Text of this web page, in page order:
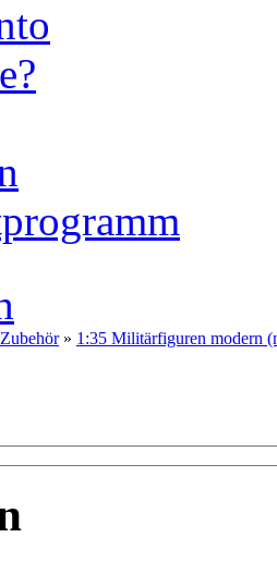
» 1:35 Militärfiguren modern